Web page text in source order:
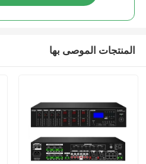
المنتجات الموصى بها